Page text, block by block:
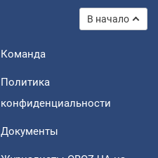
В начало
Команда
Политика
конфиденциальности
Документы